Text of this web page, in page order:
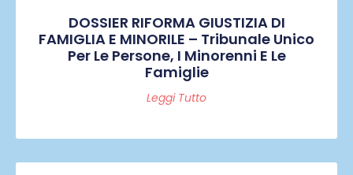
DOSSIER RIFORMA GIUSTIZIA DI
FAMIGLIA E MINORILE – Tribunale Unico
Per Le Persone, I Minorenni E Le
Famiglie
Leggi Tutto